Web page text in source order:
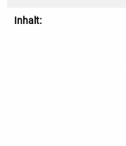
Inhalt: